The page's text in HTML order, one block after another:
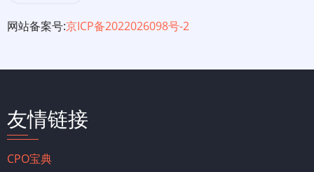
网站备案号:京ICP备2022026098号-2
友情链接
CPO宝典